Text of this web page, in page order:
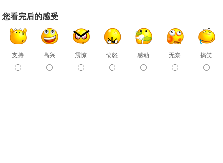
您看完后的感受
支持 高兴 震惊 愤怒 感动 无奈 搞笑